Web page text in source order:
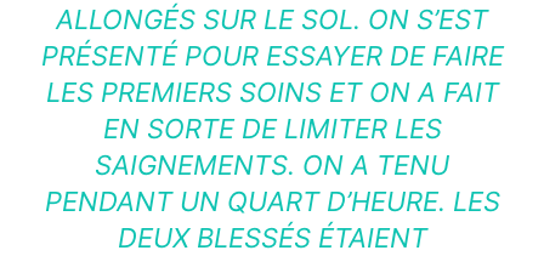
ALLONGÉS SUR LE SOL. ON S’EST
PRÉSENTÉ POUR ESSAYER DE FAIRE
LES PREMIERS SOINS ET ON A FAIT
EN SORTE DE LIMITER LES
SAIGNEMENTS. ON A TENU
PENDANT UN QUART D’HEURE. LES
DEUX BLESSÉS ÉTAIENT